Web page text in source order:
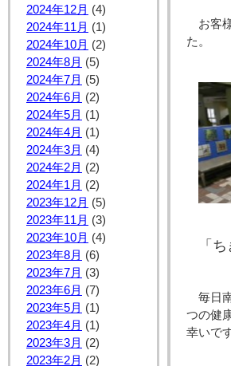
2024年12月 (4)
2024年11月 (1)
2024年10月 (2)
2024年8月 (5)
2024年7月 (5)
2024年6月 (2)
2024年5月 (1)
2024年4月 (1)
2024年3月 (4)
2024年2月 (2)
2024年1月 (2)
2023年12月 (5)
2023年11月 (3)
2023年10月 (4)
2023年8月 (6)
2023年7月 (3)
2023年6月 (7)
2023年5月 (1)
2023年4月 (1)
2023年3月 (2)
2023年2月 (2)
お客
た。
「
毎日
つの健
幸いで